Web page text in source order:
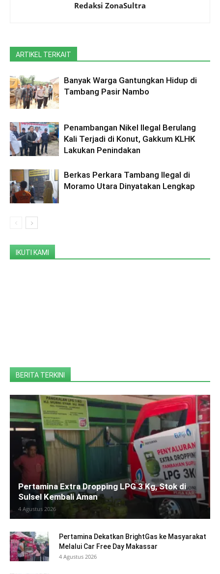
Redaksi ZonaSultra
ARTIKEL TERKAIT
Banyak Warga Gantungkan Hidup di
Tambang Pasir Nambo
Penambangan Nikel Ilegal Berulang
Kali Terjadi di Konut, Gakkum KLHK
Lakukan Penindakan
Berkas Perkara Tambang Ilegal di
Moramo Utara Dinyatakan Lengkap
IKUTI KAMI
BERITA TERKINI
Pertamina Extra Dropping LPG 3 Kg, Stok di
Sulsel Kembali Aman
4 Agustus 2026
Pertamina Dekatkan BrightGas ke Masyarakat
Melalui Car Free Day Makassar
4 Agustus 2026